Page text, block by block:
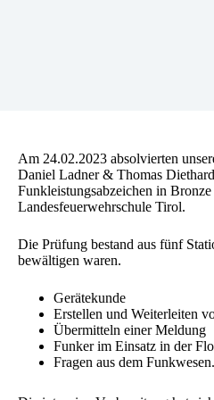
Am 24.02.2023 absolvierten
Daniel Ladner & Thomas
Funkleistungsabzeichen in Bronze
Landesfeuerwehrschule Tirol.
Die Prüfung bestand aus fünf
bewältigen waren.
Gerätekunde
Erstellen und Weiterleiten
Übermitteln einer Meldung
Funker im Einsatz in der
Fragen aus dem Funkwesen.